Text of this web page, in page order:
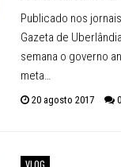
Publicado nos
Gazeta de
semana o governo
meta…
20 agosto 2017 0
VLOG